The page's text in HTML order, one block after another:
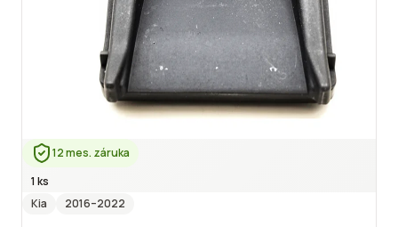
12 mes. záruka
1 ks
Kia
2016–2022